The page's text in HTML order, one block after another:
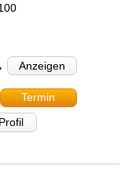
Anzeigen
Termin